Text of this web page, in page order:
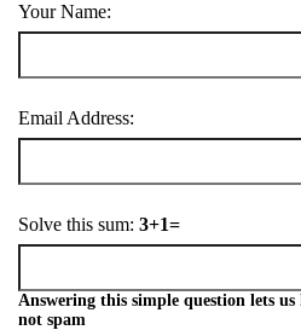
Your Name:
Email Address:
Solve this sum: 3+1=
Answering this simple question lets
not spam